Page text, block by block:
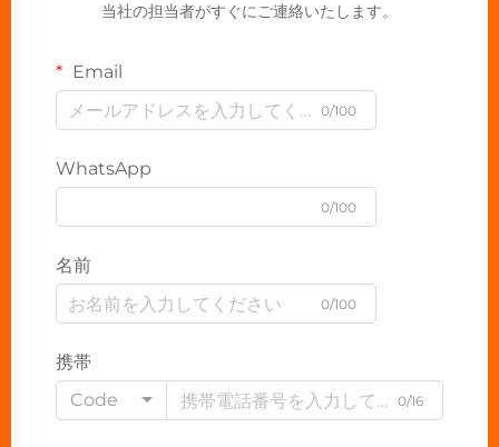
当社の担当者がすぐにご連絡いたします。
Email
0/100
WhatsApp
0/100
名前
0/100
携帯
Code
0/16